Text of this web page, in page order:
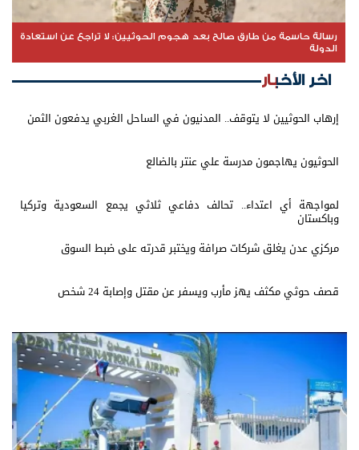
رسالة حاسمة من طارق صالح بعد هجوم الحوثيين: لا تراجع عن استعادة
الدولة
اخر الأخبار
إرهاب الحوثيين لا يتوقف.. المدنيون في الساحل الغربي يدفعون الثمن
الحوثيون يهاجمون مدرسة علي عنتر بالضالع
لمواجهة أي اعتداء.. تحالف دفاعي ثلاثي يجمع السعودية وتركيا
وباكستان
مركزي عدن يغلق شركات صرافة ويختبر قدرته على ضبط السوق
قصف حوثي مكثف يهز مأرب ويسفر عن مقتل وإصابة 24 شخص